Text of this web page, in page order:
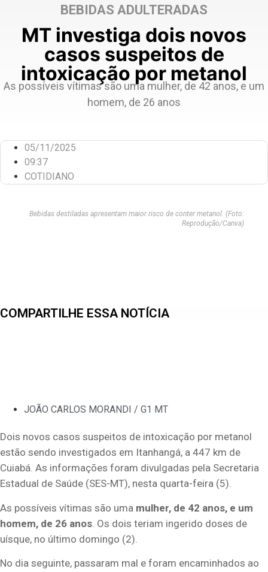
BEBIDAS ADULTERADAS
MT investiga dois novos
casos suspeitos de
intoxicação por metanol
As possíveis vítimas são uma mulher, de 42 anos, e um
homem, de 26 anos
05/11/2025
09:37
COTIDIANO
Bebidas destiladas apresentam maior risco de conter metanol. (Foto:
Reprodução/Canva)
COMPARTILHE ESSA NOTÍCIA
JOÃO CARLOS MORANDI / G1 MT
Dois novos casos suspeitos de intoxicação por metanol
estão sendo investigados em Itanhangá, a 447 km de
Cuiabá. As informações foram divulgadas pela Secretaria
Estadual de Saúde (SES-MT), nesta quarta-feira (5).
As possíveis vítimas são uma mulher, de 42 anos, e um
homem, de 26 anos . Os dois teriam ingerido doses de
uísque, no último domingo (2).
No dia seguinte, passaram mal e foram encaminhados ao